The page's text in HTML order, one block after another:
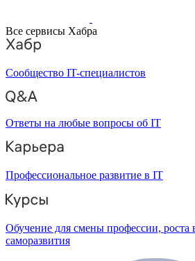
Все сервисы Хабра
Сообщество IT-специалистов
Ответы на любые вопросы об IT
Профессиональное развитие в IT
Обучение для смены профессии, роста
саморазвития